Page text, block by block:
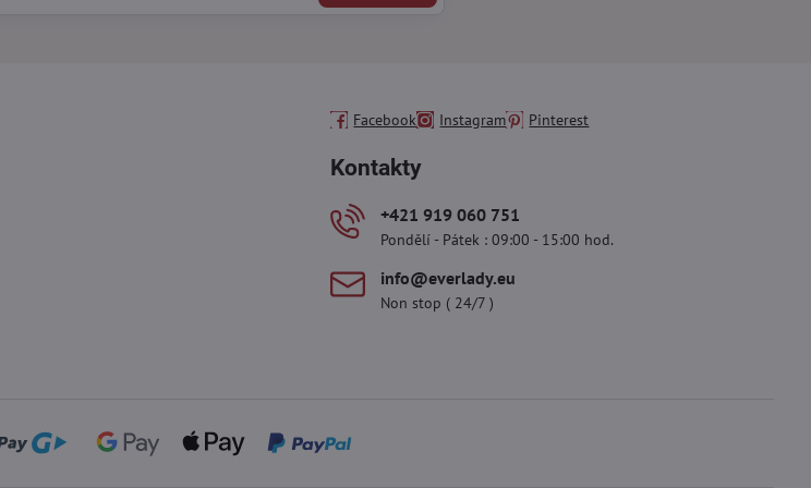
Facebook Instagram Pinterest
Kontakty
+421 919 060 751
Pondělí - Pátek : 09:00 - 15:00 hod.
info​@everlady​.eu
Non stop ( 24/7 )